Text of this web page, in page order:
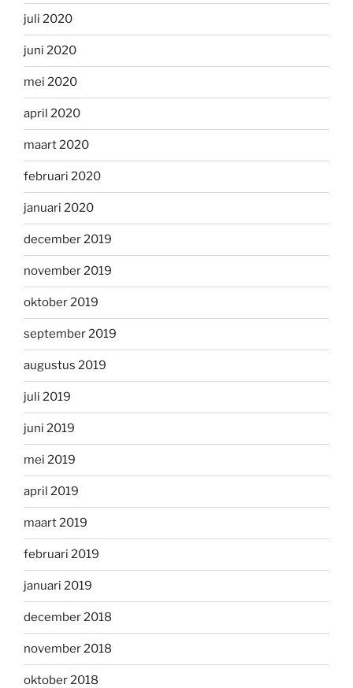
juli 2020
juni 2020
mei 2020
april 2020
maart 2020
februari 2020
januari 2020
december 2019
november 2019
oktober 2019
september 2019
augustus 2019
juli 2019
juni 2019
mei 2019
april 2019
maart 2019
februari 2019
januari 2019
december 2018
november 2018
oktober 2018